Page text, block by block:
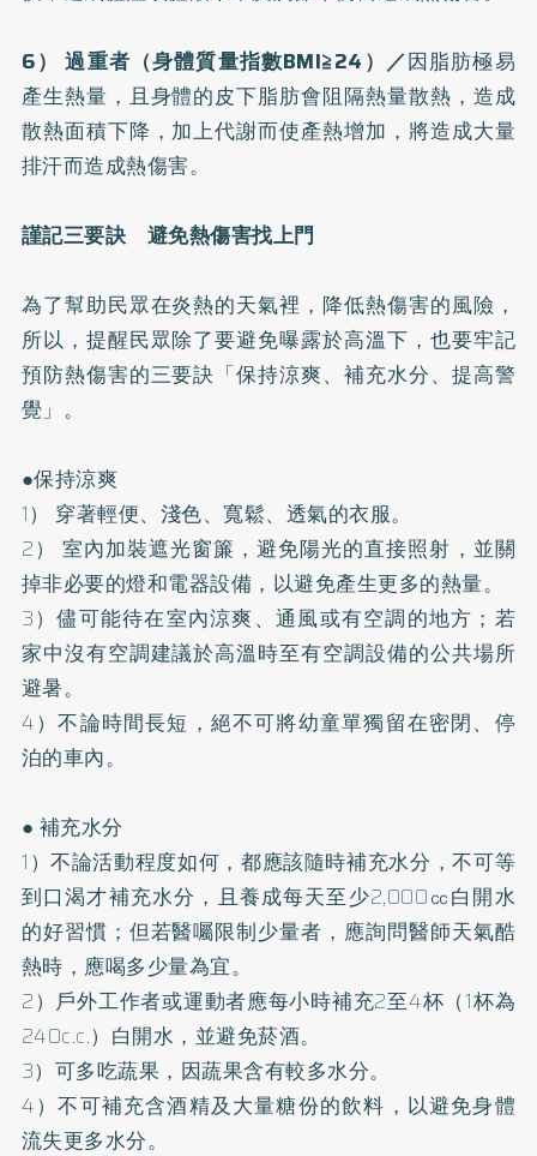
6） 過重者（身體質量指數BMI≧24）／因脂肪極易
產生熱量，且身體的皮下脂肪會阻隔熱量散熱，造成
散熱面積下降，加上代謝而使產熱增加，將造成大量
排汗而造成熱傷害。
謹記三要訣 避免熱傷害找上門
為了幫助民眾在炎熱的天氣裡，降低熱傷害的風險，
所以，提醒民眾除了要避免曝露於高溫下，也要牢記
預防熱傷害的三要訣「保持涼爽、補充水分、提高警
覺」。
●保持涼爽
1） 穿著輕便、淺色、寬鬆、透氣的衣服。
2） 室內加裝遮光窗簾，避免陽光的直接照射，並關
掉非必要的燈和電器設備，以避免產生更多的熱量。
3）儘可能待在室內涼爽、通風或有空調的地方；若
家中沒有空調建議於高溫時至有空調設備的公共場所
避暑。
4）不論時間長短，絕不可將幼童單獨留在密閉、停
泊的車內。
● 補充水分
1）不論活動程度如何，都應該隨時補充水分，不可等
到口渴才補充水分，且養成每天至少2,000㏄白開水
的好習慣；但若醫囑限制少量者，應詢問醫師天氣酷
熱時，應喝多少量為宜。
2）戶外工作者或運動者應每小時補充2至4杯（1杯為
240c.c.）白開水，並避免菸酒。
3）可多吃蔬果，因蔬果含有較多水分。
4）不可補充含酒精及大量糖份的飲料，以避免身體
流失更多水分。